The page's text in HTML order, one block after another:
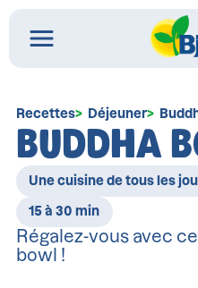
Recettes Déjeuner
BUDDHA
Une cuisine de tous les
15 à 30 min
Régalez-vous avec
bowl !